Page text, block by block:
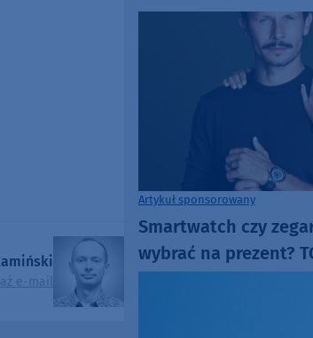
e-mail
Artykuł sponsorowany
Smartwatch czy
wybrać na prezent?